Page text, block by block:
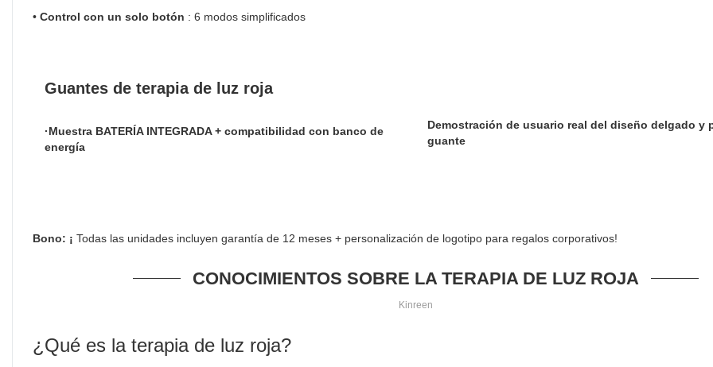
• Control con un solo botón : 6 modos simplificados
Guantes de terapia de luz roja
·Muestra BATERÍA INTEGRADA + compatibilidad con banco de
energía
Demostración de usuario real del diseño delgado y
guante
Bono: ¡ Todas las unidades incluyen garantía de 12 meses + personalización de logotipo para regalos corporativos!
CONOCIMIENTOS SOBRE LA TERAPIA DE LUZ ROJA
Kinreen
¿Qué es la terapia de luz roja?